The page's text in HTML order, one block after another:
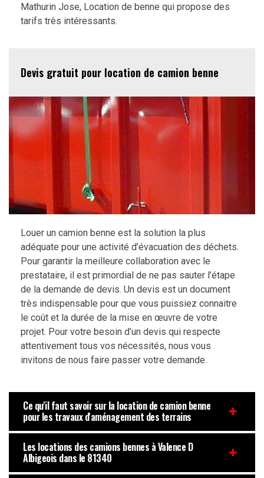
Mathurin Jose, Location de benne qui propose des
tarifs très intéressants.
Devis gratuit pour location de camion benne
Louer un camion benne est la solution la plus
adéquate pour une activité d’évacuation des déchets.
Pour garantir la meilleure collaboration avec le
prestataire, il est primordial de ne pas sauter l’étape
de la demande de devis. Un devis est un document
très indispensable pour que vous puissiez connaitre
le coût et la durée de la mise en œuvre de votre
projet. Pour votre besoin d’un devis qui respecte
attentivement tous vos nécessités, nous vous
invitons de nous faire passer votre demande.
Ce qu'il faut savoir sur la location de camion benne
pour les travaux d'aménagement des terrains
Les locations des camions bennes à Valence D
Albigeois dans le 81340